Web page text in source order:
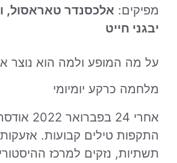
מפיקים: אלכסנדר טאראסול,
יבגני חייט
על מה המופע ולמה הוא נוצר אחרי
מלחמה כרקע יומיומי
אחרי 24
התקפות טילים קבועות. אזעקות
תשתיות, נזקים למרכז